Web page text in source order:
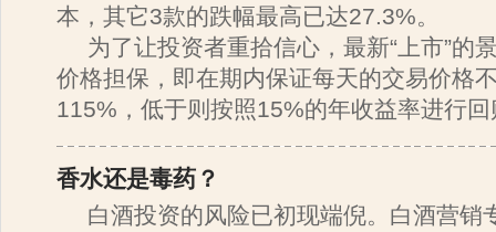
本，其它3款的跌幅最高已达27.3%。
为了让投资者重拾信心，最新“上市”的
价格担保，即在期内保证每天的交易价格
115%，低于则按照15%的年收益率进行回
香水还是毒药？
白酒投资的风险已初现端倪。白酒营销